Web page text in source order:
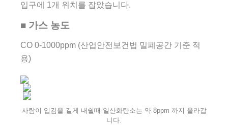
입구에 1개 위치를 잡았습니다.
■ 가스 농도
CO 0-1000ppm (산업안전보건법 밀폐공간 기준 적
용)
사람이 입김을 길게 내쉴때 일산화탄소는 약 8ppm 까지 올라갑
니다.